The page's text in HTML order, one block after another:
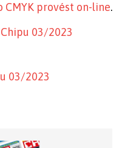
CMYK provést on-line.
03/2023
03/2023